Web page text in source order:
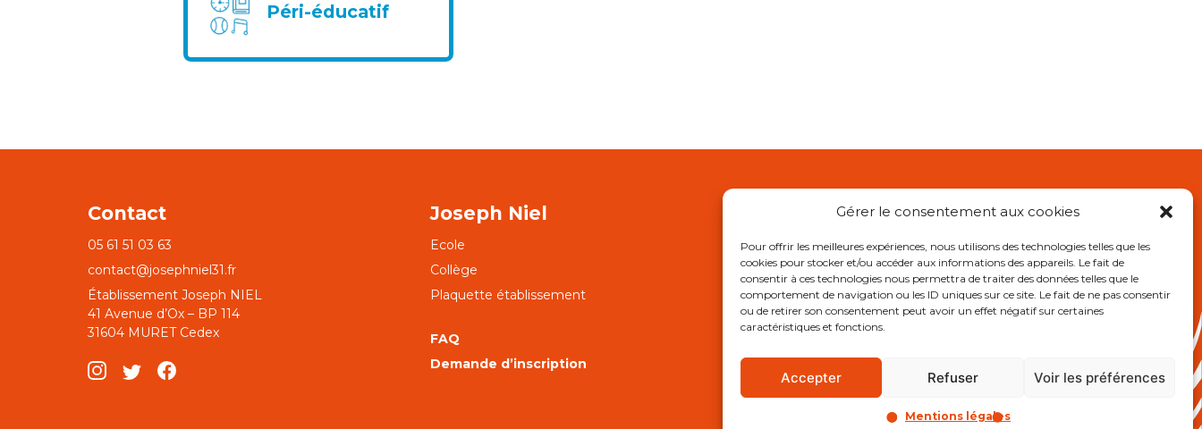
Gérer le consentement aux cookies
Pour offrir les meilleures expériences, nous utilisons des technologies telles que les
cookies pour stocker et/ou accéder aux informations des appareils. Le fait de
consentir à ces technologies nous permettra de traiter des données telles que le
comportement de navigation ou les ID uniques sur ce site. Le fait de ne pas consentir
ou de retirer son consentement peut avoir un effet négatif sur certaines
caractéristiques et fonctions.
Accepter Refuser Voir les préférences
Mentions légales
Péri-éducatif
Contact
05 61 51 03 63
contact@josephniel31.fr
Établissement Joseph NIEL
41 Avenue d’Ox – BP 114
31604 MURET Cedex
Joseph Niel
Ecole
Collège
Plaquette établissement
FAQ
Demande d’inscription
APEL
NOTRE OGEC
Notre Association des Anciens